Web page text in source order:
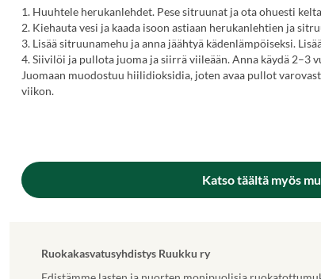
1. Huuhtele herukanlehdet. Pese sitruunat ja ota ohuesti
2. Kiehauta vesi ja kaada isoon astiaan herukanlehtien ja
3. Lisää sitruunamehu ja anna jäähtyä kädenlämpöiseksi.
4. Siivilöi ja pullota juoma ja siirrä viileään. Anna käydä 2–3
Juomaan muodostuu hiilidioksidia, joten avaa pullot
viikon.
Katso täältä myös
Ruokakasvatusyhdistys Ruukku ry